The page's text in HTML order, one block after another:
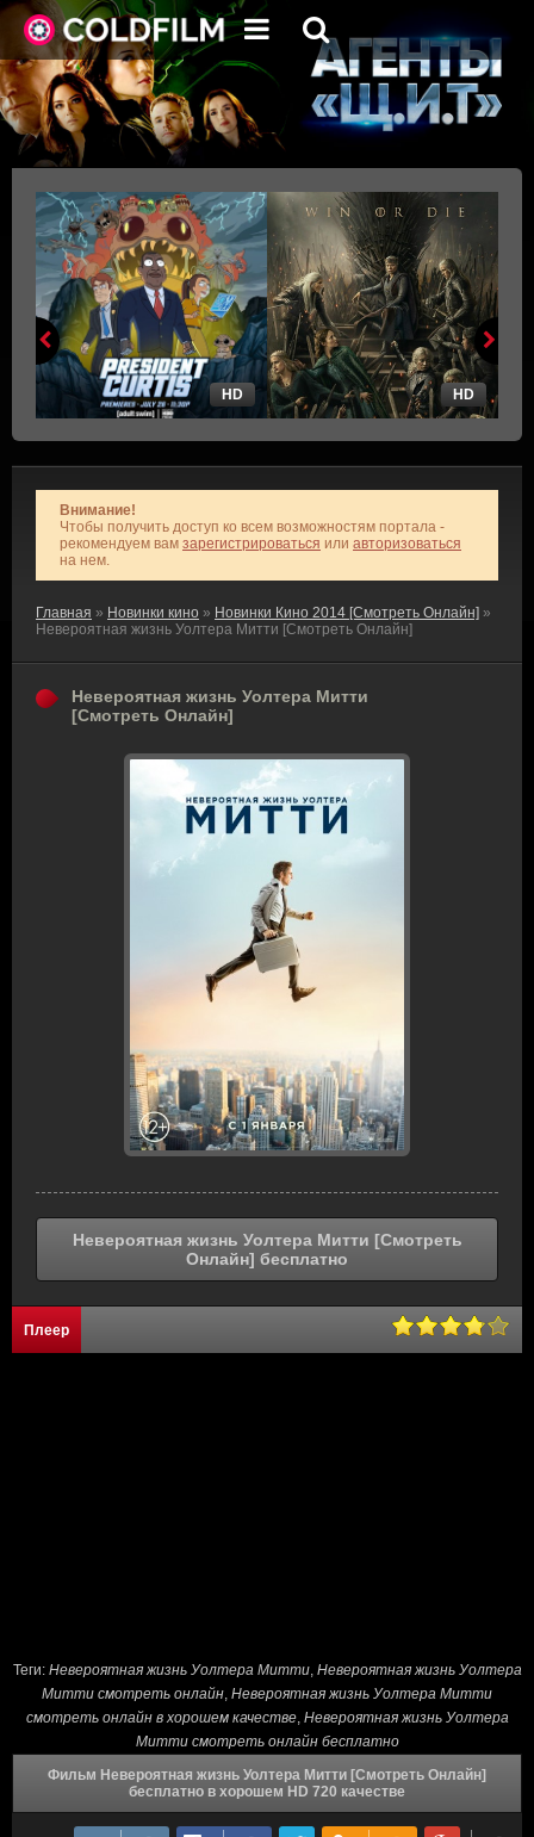
HD HD
Внимание!
Чтобы получить доступ ко всем возможностям портала -
рекомендуем вам зарегистрироваться или авторизоваться
на нем.
Главная » Новинки кино » Новинки Кино 2014 [Смотреть Онлайн] »
Невероятная жизнь Уолтера Митти [Смотреть Онлайн]
Невероятная жизнь Уолтера Митти
[Смотреть Онлайн]
Невероятная жизнь Уолтера Митти [Смотреть
Онлайн] бесплатно
Плеер
Теги: Невероятная жизнь Уолтера Митти, Невероятная жизнь Уолтера
Митти смотреть онлайн Невероятная жизнь Уолтера Митти
смотреть онлайн в хорошем качестве, Невероятная жизнь Уолтера
Митти смотреть онлайн бесплатно
Фильм Невероятная жизнь Уолтера Митти [Смотреть Онлайн]
бесплатно в хорошем HD 720 качестве